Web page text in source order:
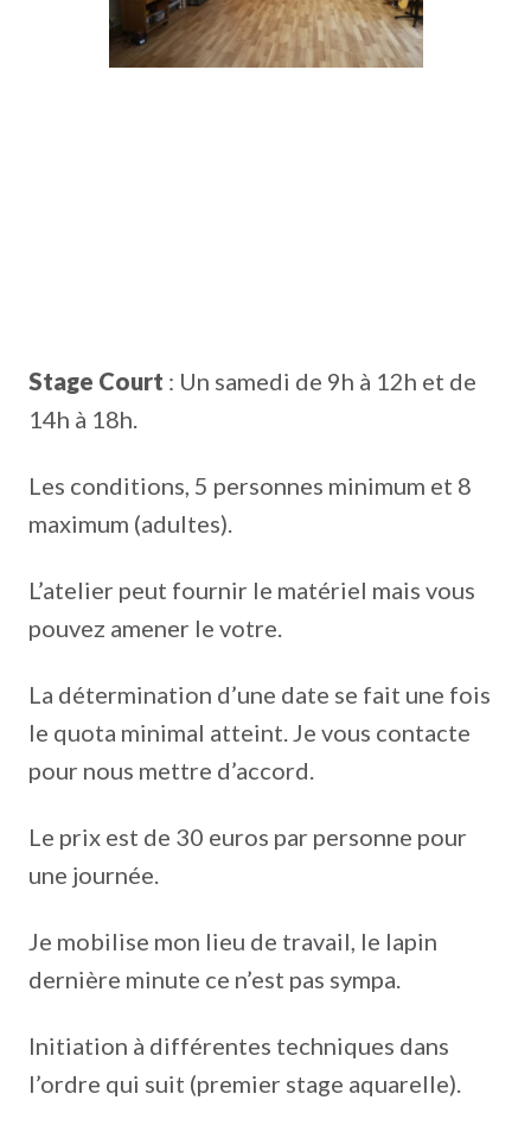
Stage Court : Un samedi de 9h à 12h et de
14h à 18h.
Les conditions, 5 personnes minimum et 8
maximum (adultes).
L’atelier peut fournir le matériel mais vous
pouvez amener le votre.
La détermination d’une date se fait une fois
le quota minimal atteint. Je vous contacte
pour nous mettre d’accord.
Le prix est de 30 euros par personne pour
une journée.
Je mobilise mon lieu de travail, le lapin
dernière minute ce n’est pas sympa.
Initiation à différentes techniques dans
l’ordre qui suit (premier stage aquarelle).